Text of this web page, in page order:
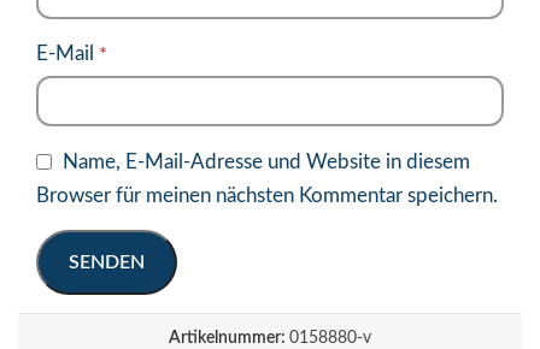
E-Mail *
Name, E-Mail-Adresse und Website in diesem
Browser für meinen nächsten Kommentar speichern.
Artikelnummer: 0158880-v